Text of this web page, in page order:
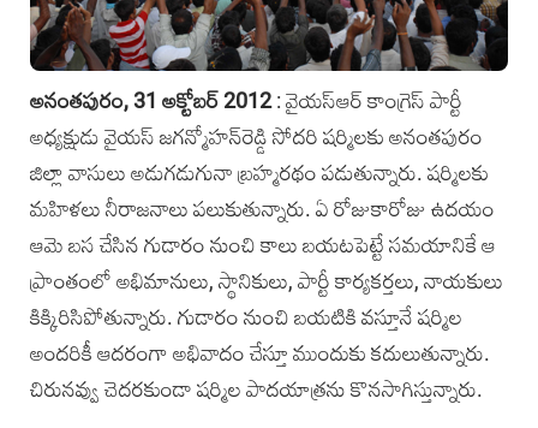
అనంతపురం, 31 అక్టోబర్‌ 2012: వైయస్‌ఆర్‌ కాంగ్రెస్‌ పార్టీ
అధ్యక్షుడు వైయస్‌ జగన్మోహన్‌రెడ్డి సోదరి షర్మిలకు అనంతపురం
జిల్లా వాసులు అడుగడుగునా బ్రహ్మరథం పడుతున్నారు. షర్మిలకు
మహిళలు నీరాజనాలు పలుకుతున్నారు. ఏ రోజుకారోజు ఉదయం
ఆమె బస చేసిన గుడారం నుంచి కాలు బయటపెట్టే సమయానికే ఆ
ప్రాంతంలో అభిమానులు, స్థానికులు, పార్టీ కార్యకర్తలు, నాయకులు
కిక్కిరిసిపోతున్నారు. గుడారం నుంచి బయటికి వస్తూనే షర్మిల
అందరికీ ఆదరంగా అభివాదం చేస్తూ ముందుకు కదులుతున్నారు.
చిరునవ్వు చెదరకుండా షర్మిల పాదయాత్రను కొనసాగిస్తున్నారు.